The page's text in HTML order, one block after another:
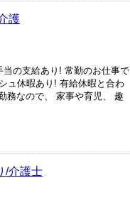
護
当の支給あり! 常勤のお仕事で
ュ休暇あり! 有給休暇と合わ
務なので、 家事や育児、 趣
/介護士